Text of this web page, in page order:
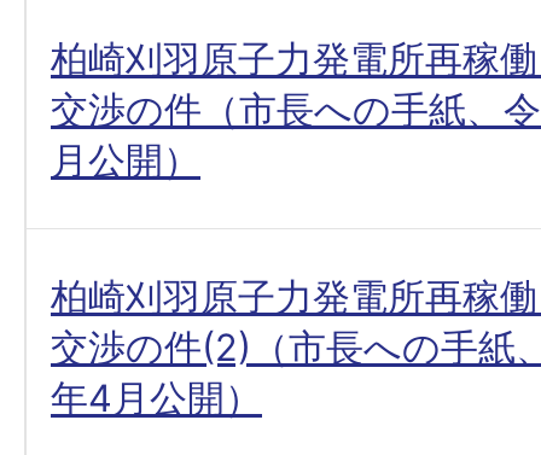
柏崎刈羽原子力発電所再稼
交渉の件（市長への手紙、
月公開）
柏崎刈羽原子力発電所再稼
交渉の件(2)（市長への手紙
年4月公開）